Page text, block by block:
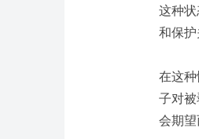
这种状
和保护
在这
子对
会期望